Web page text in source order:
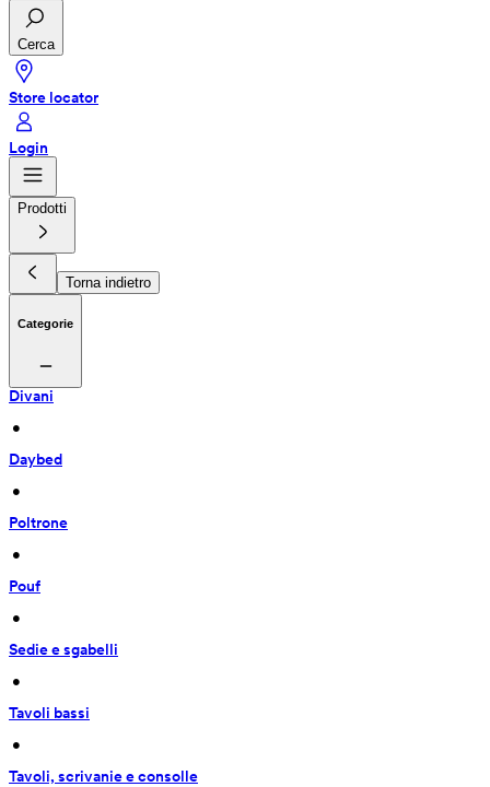
Cerca
Store locator
Login
Prodotti
Torna indietro
Categorie
Divani
•
Daybed
•
Poltrone
•
Pouf
•
Sedie e sgabelli
•
Tavoli bassi
•
Tavoli, scrivanie e consolle